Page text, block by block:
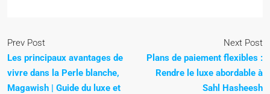
Prev Post
Les principaux avantages de
vivre dans la Perle blanche,
Magawish | Guide du luxe et
Next Post
Plans de paiement flexibles :
Rendre le luxe abordable à
Sahl Hasheesh